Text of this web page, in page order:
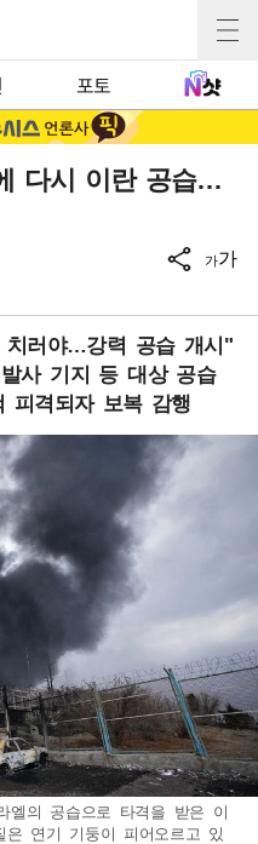
포토
다시 이란 공습…
가가
러야…강력 공습 개시"
사 기지 등 대상 공습
피격되자 보복 감행
엘의 공습으로 타격을 받은 이
연기 기둥이 피어오르고 있